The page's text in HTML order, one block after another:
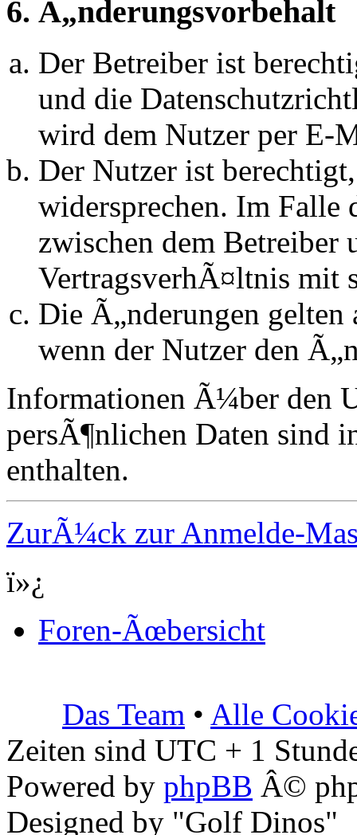
6. Ã„nderungsvorbehalt
Der Betreiber ist
und die
wird dem Nutzer per E-
Der Nutzer ist
widersprechen. Im Falle
zwischen dem Betreiber
VertragsverhÃ¤ltnis mit
Die Ã„nderungen
wenn der Nutzer den
Informationen Ã¼ber den
persÃ¶nlichen Daten sind
enthalten.
ZurÃ¼ck zur Anmelde-
ï»¿
Foren-Ãœbersicht
Das Team • Alle
Zeiten sind UTC + 1
Powered by phpBB Â©
Designed by "Golf Dinos"